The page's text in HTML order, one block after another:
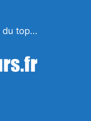
du top…